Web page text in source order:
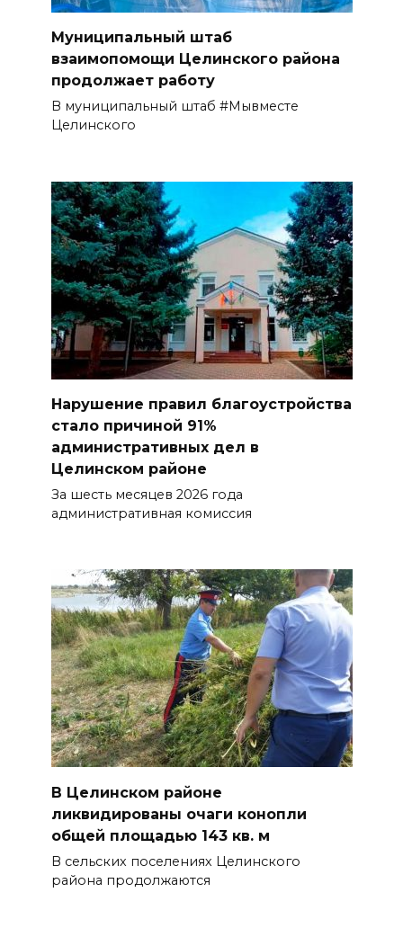
Муниципальный штаб
взаимопомощи Целинского района
продолжает работу
В муниципальный штаб #Мывместе
Целинского
Нарушение правил благоустройства
стало причиной 91%
административных дел в
Целинском районе
За шесть месяцев 2026 года
административная комиссия
В Целинском районе
ликвидированы очаги конопли
общей площадью 143 кв. м
В сельских поселениях Целинского
района продолжаются